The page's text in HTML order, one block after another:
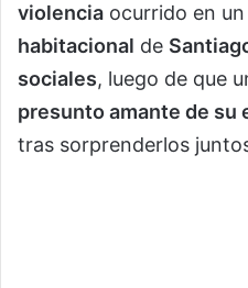
violencia ocurrido en un
habitacional de
sociales, luego de que
presunto amante de su
tras sorprenderlos